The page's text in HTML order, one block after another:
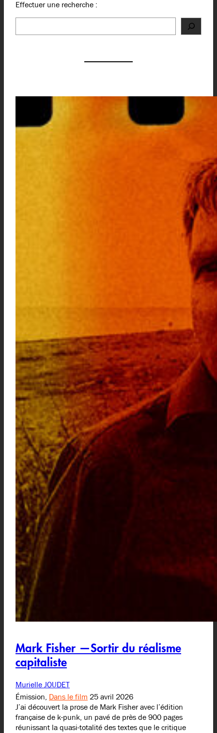
Effectuer une recherche :
Mark Fisher —Sortir du réalisme
capitaliste
Murielle JOUDET
Émission, Dans le film 25 avril 2026
J’ai découvert la prose de Mark Fisher avec l’édition
française de k-punk, un pavé de près de 900 pages
réunissant la quasi-totalité des textes que le critique